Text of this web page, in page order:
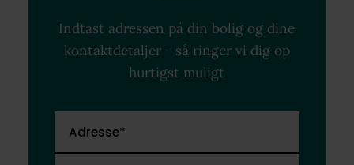
Indtast adressen på din bolig og dine
kontaktdetaljer - så ringer vi dig op
hurtigst muligt
Adresse*